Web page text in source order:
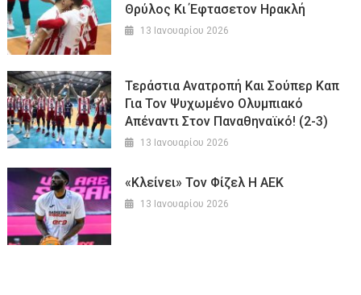
Θρύλος Κι Έφτασετον Ηρακλή
13 Ιανουαρίου 2026
Τεράστια Ανατροπή Και Σούπερ Καπ
Για Τον Ψυχωμένο Ολυμπιακό
Απέναντι Στον Παναθηναϊκό! (2-3)
13 Ιανουαρίου 2026
«Κλείνει» Τον Φίζελ Η ΑΕΚ
13 Ιανουαρίου 2026